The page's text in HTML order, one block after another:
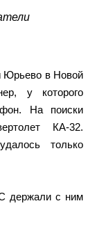
Юрьево в Новой
у которого
На поиски
КА-32.
только
держали с ним